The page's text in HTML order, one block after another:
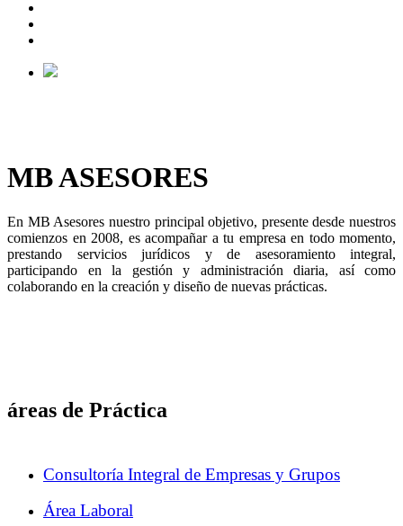
MB ASESORES
En MB Asesores nuestro principal objetivo, presente desde nuestros
comienzos en 2008, es acompañar a tu empresa en todo momento,
prestando servicios jurídicos y de asesoramiento integral,
participando en la gestión y administración diaria, así como
colaborando en la creación y diseño de nuevas prácticas.
áreas de Práctica
Consultoría Integral de Empresas y Grupos
Área Laboral